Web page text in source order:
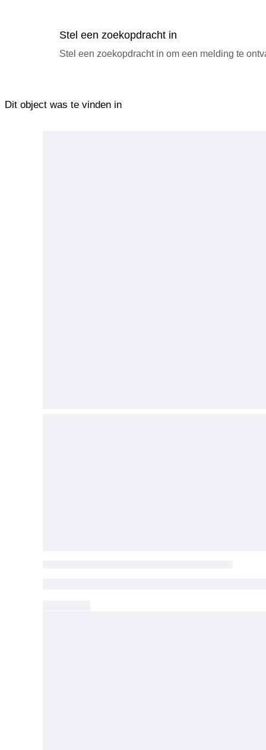
Stel een zoekopdracht in
Stel een zoekopdracht in om een melding te
Dit object was te vinden in